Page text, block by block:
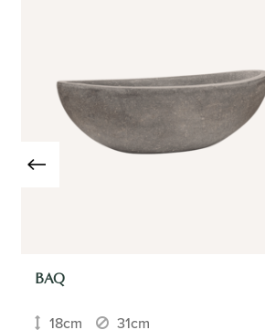
BAQ
18cm 31cm